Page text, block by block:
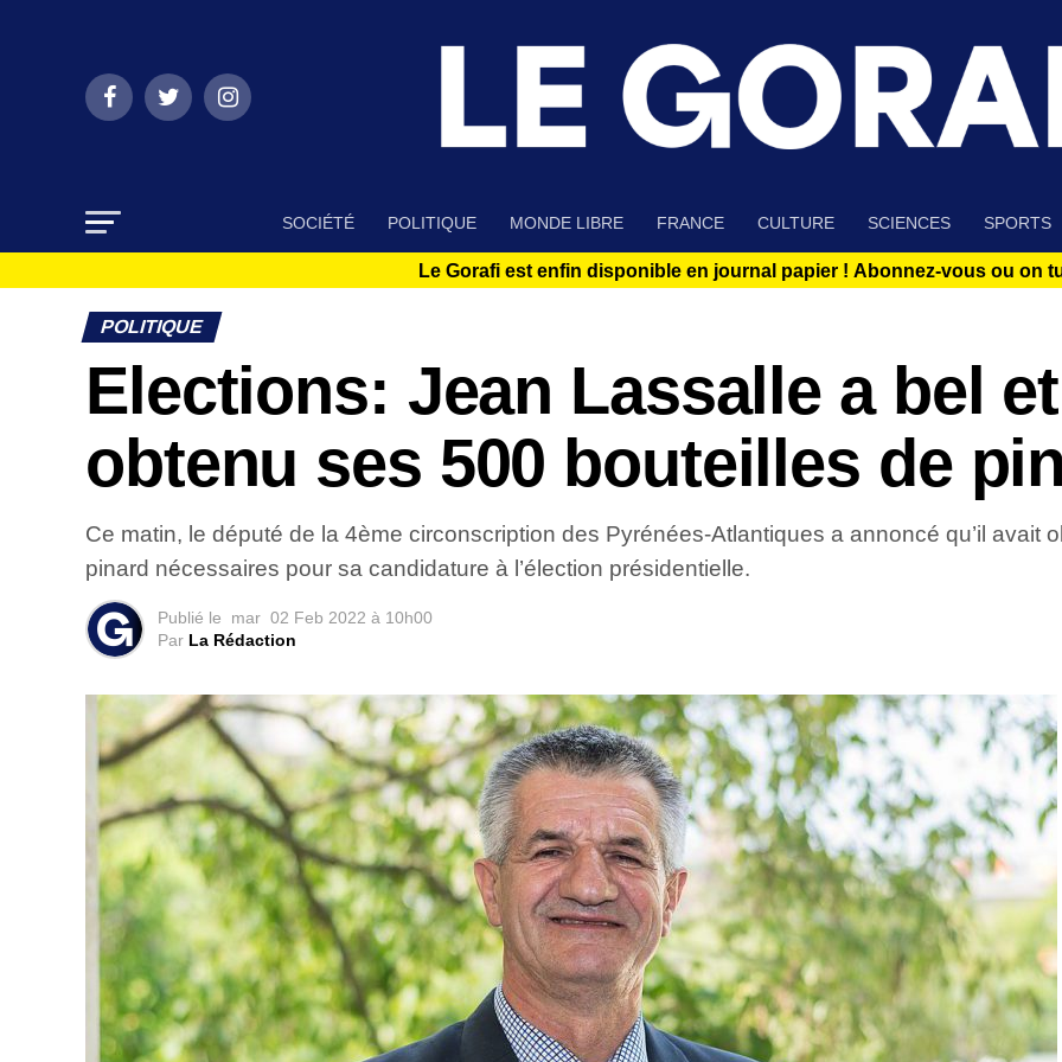
SOCIÉTÉ POLITIQUE MONDE LIBRE FRANCE CULTURE SCIENCES SPORTS
Le Gorafi est enfin disponible en journal papier ! Abonnez-vous ou on
POLITIQUE
Elections: Jean Lassalle a bel
obtenu ses 500 bouteilles de
Ce matin, le député de la 4ème circonscription des Pyrénées-Atlantiques a annoncé qu’il avait
pinard nécessaires pour sa candidature à l’élection présidentielle.
Publié le mar 02 Feb 2022 à 10h00
Par La Rédaction